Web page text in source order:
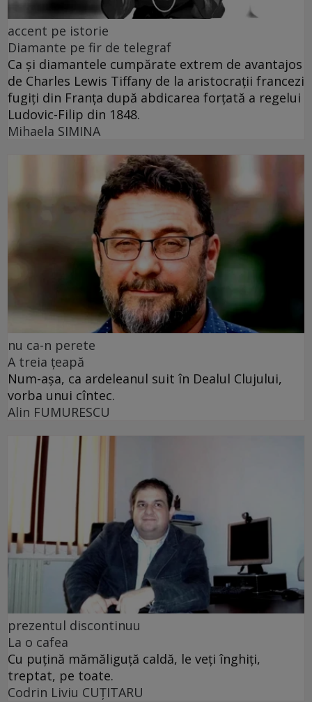
accent pe istorie
Diamante pe fir de telegraf
Ca și diamantele cumpărate extrem de avantajos
de Charles Lewis Tiffany de la aristocrații francezi
fugiți din Franța după abdicarea forțată a regelui
Ludovic-Filip din 1848.
Mihaela SIMINA
nu ca-n perete
A treia țeapă
Num-așa, ca ardeleanul suit în Dealul Clujului,
vorba unui cîntec.
Alin FUMURESCU
prezentul discontinuu
La o cafea
Cu puţină mămăliguţă caldă, le veţi înghiţi,
treptat, pe toate.
Codrin Liviu CUŢITARU